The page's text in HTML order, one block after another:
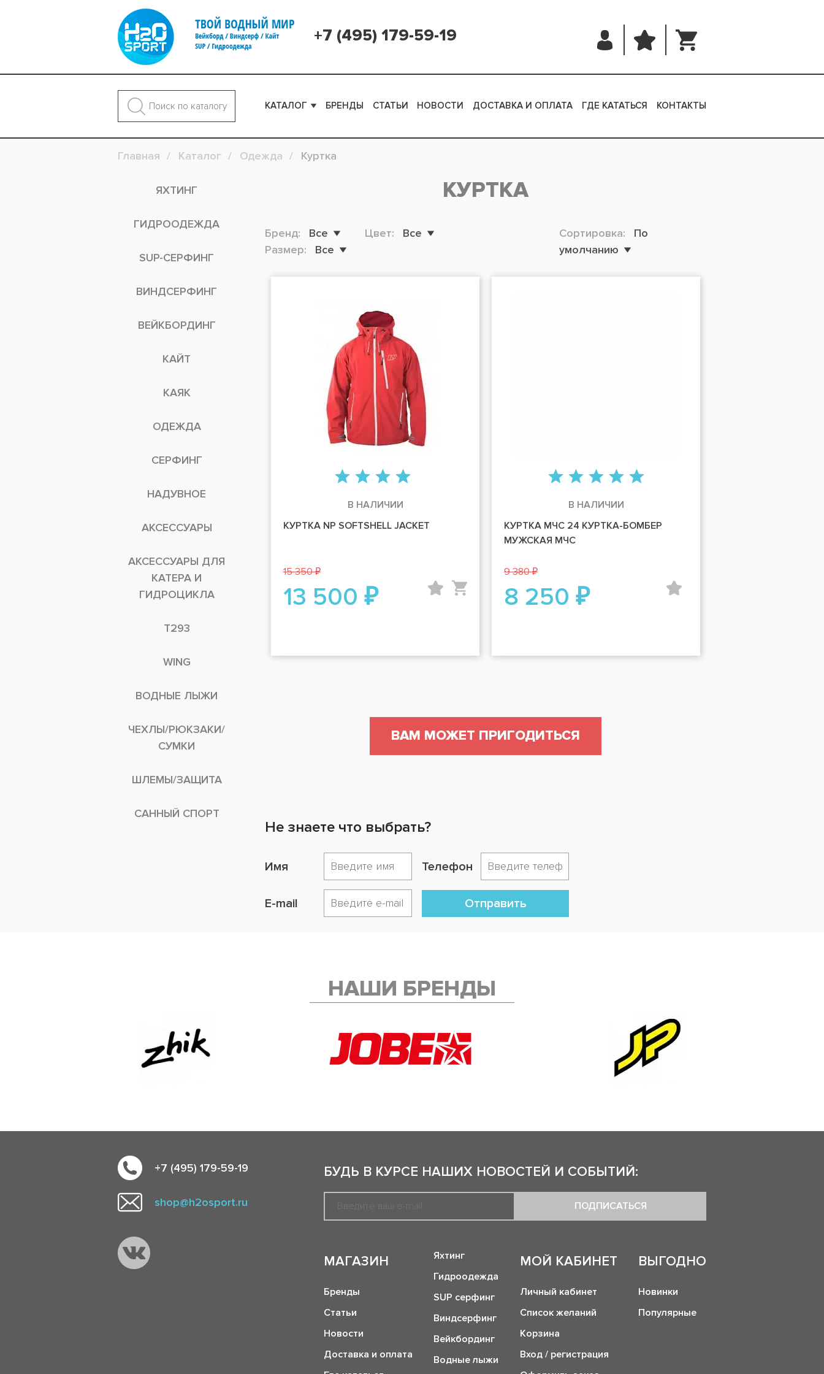
+7 (495) 179-59-19
КАТАЛОГ БРЕНДЫ СТАТЬИ НОВОСТИ ДОСТАВКА И ОПЛАТА ГДЕ КАТАТЬСЯ КОНТАКТЫ
Главная Каталог Одежда Куртка
ЯХТИНГ
ГИДРООДЕЖДА
SUP-СЕРФИНГ
ВИНДСЕРФИНГ
ВЕЙКБОРДИНГ
КАЙТ
КАЯК
ОДЕЖДА
СЕРФИНГ
НАДУВНОЕ
АКСЕССУАРЫ
АКСЕССУАРЫ ДЛЯ
КАТЕРА И
ГИДРОЦИКЛА
T293
WING
ВОДНЫЕ ЛЫЖИ
ЧЕХЛЫ/РЮКЗАКИ/
СУМКИ
ШЛЕМЫ/ЗАЩИТА
САННЫЙ СПОРТ
КУРТКА
Бренд: Все Цвет:
Все
Размер:
Все
Сортировка:
По
умолчанию
В НАЛИЧИИ
КУРТКА NP SOFTSHELL JACKET
15 350 ₽
13 500 ₽
В НАЛИЧИИ
КУРТКА МЧС 24 КУРТКА-БОМБЕР
МУЖСКАЯ МЧС
9 380 ₽
8 250 ₽
ВАМ МОЖЕТ ПРИГОДИТЬСЯ
Не знаете что выбрать?
Имя Телефон
E-mail Отправить
НАШИ БРЕНДЫ
+7 (495) 179-59-19
shop@h2osport.ru
БУДЬ В КУРСЕ НАШИХ НОВОСТЕЙ И СОБЫТИЙ:
ПОДПИСАТЬСЯ
МАГАЗИН
Бренды
Статьи
Новости
Доставка и оплата
Яхтинг
Гидроодежда
SUP серфинг
Виндсерфинг
Вейкбординг
Водные лыжи
МОЙ КАБИНЕТ
Личный кабинет
Список желаний
Корзина
Вход / регистрация
ВЫГОДНО
Новинки
Популярные